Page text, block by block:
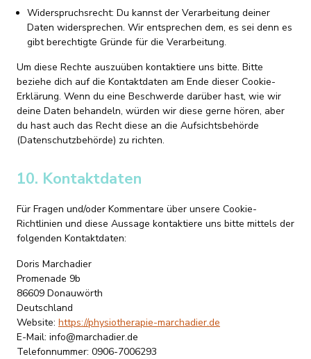
Widerspruchsrecht: Du kannst der Verarbeitung deiner
Daten widersprechen. Wir entsprechen dem, es sei denn es
gibt berechtigte Gründe für die Verarbeitung.
Um diese Rechte auszuüben kontaktiere uns bitte. Bitte
beziehe dich auf die Kontaktdaten am Ende dieser Cookie-
Erklärung. Wenn du eine Beschwerde darüber hast, wie wir
deine Daten behandeln, würden wir diese gerne hören, aber
du hast auch das Recht diese an die Aufsichtsbehörde
(Datenschutzbehörde) zu richten.
10. Kontaktdaten
Für Fragen und/oder Kommentare über unsere Cookie-
Richtlinien und diese Aussage kontaktiere uns bitte mittels der
folgenden Kontaktdaten:
Doris Marchadier
Promenade 9b
86609 Donauwörth
Deutschland
Website: https://physiotherapie-marchadier.de
E-Mail: info@marchadier.de
Telefonnummer: 0906-7006293